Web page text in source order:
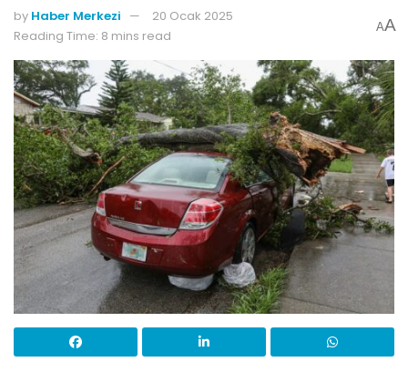
by Haber Merkezi
20 Ocak 2025
Reading Time: 8 mins read
AA